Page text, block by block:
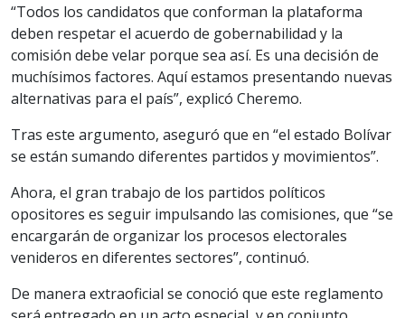
“Todos los candidatos que conforman la plataforma
deben respetar el acuerdo de gobernabilidad y la
comisión debe velar porque sea así. Es una decisión de
muchísimos factores. Aquí estamos presentando nuevas
alternativas para el país”, explicó Cheremo.
Tras este argumento, aseguró que en “el estado Bolívar
se están sumando diferentes partidos y movimientos”.
Ahora, el gran trabajo de los partidos políticos
opositores es seguir impulsando las comisiones, que “se
encargarán de organizar los procesos electorales
venideros en diferentes sectores”, continuó.
De manera extraoficial se conoció que este reglamento